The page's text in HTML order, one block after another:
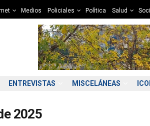
Medios Policiales Polìtica Salud
ENTREVISTAS MISCELÁNEAS
2025